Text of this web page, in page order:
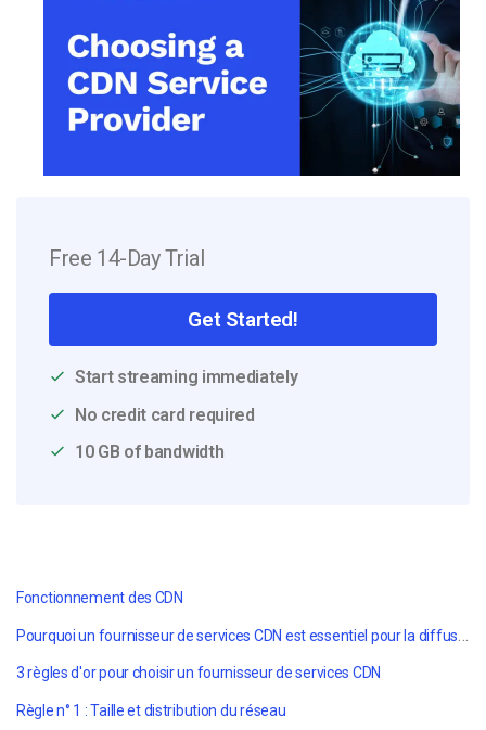
Free 14-Day Trial
Get Started!
Start streaming immediately
No credit card required
10 GB of bandwidth
Fonctionnement des CDN
3 règles d'or pour choisir un fournisseur de services CDN
Règle n° 1 : Taille et distribution du réseau